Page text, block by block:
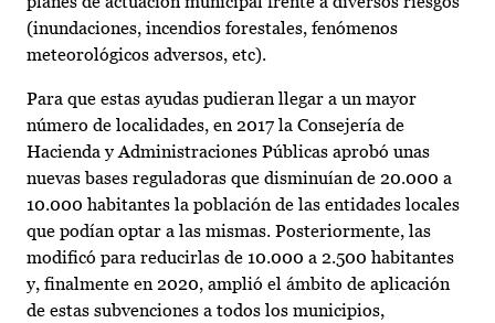
(inundaciones, incendios forestales, fenómenos
meteorológicos adversos, etc).
Para que estas ayudas pudieran llegar a un mayor
número de localidades, en 2017 la Consejería de
Hacienda y Administraciones Públicas aprobó unas
nuevas bases reguladoras que disminuían de 20.000 a
10.000 habitantes la población de las entidades locales
que podían optar a las mismas. Posteriormente, las
modificó para reducirlas de 10.000 a 2.500 habitantes
y, finalmente en 2020, amplió el ámbito de aplicación
de estas subvenciones a todos los municipios,